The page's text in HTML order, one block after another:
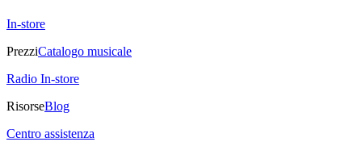
In-store
PrezziCatalogo musicale
Radio In-store
RisorseBlog
Centro assistenza